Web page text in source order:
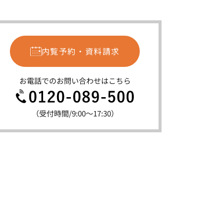
内覧予約・資料請求
お電話でのお問い合わせはこちら
（受付時間/9:00〜17:30）